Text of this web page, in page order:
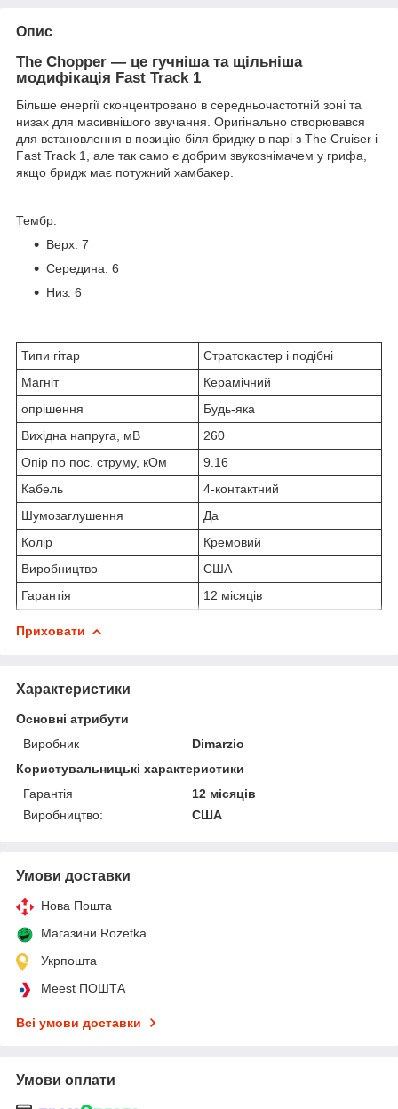
Опис
The Chopper — це гучніша та щільніша
модифікація Fast Track 1
Більше енергії сконцентровано в середньочастотній зоні та
низах для масивнішого звучання. Оригінально створювався
для встановлення в позицію біля бриджу в парі з The Cruiser і
Fast Track 1, але так само є добрим звукознімачем у грифа,
якщо бридж має потужний хамбакер.
Тембр:
Верх: 7
Середина: 6
Низ: 6
Типи гітар
Стратокастер і подібні
Магніт
Керамічний
опрішення
Будь-яка
Вихідна напруга, мВ
260
Опір по пос. струму, кОм
9.16
Кабель
4-контактний
Шумозаглушення
Да
Колір
Кремовий
Виробництво
США
Гарантія
12 місяців
Приховати
Характеристики
Основні атрибути
Виробник
Dimarzio
Користувальницькі характеристики
Гарантія
12 місяців
Виробництво:
США
Умови доставки
Нова Пошта
Магазини Rozetka
Укрпошта
Meest ПОШТА
Всі умови доставки
Умови оплати